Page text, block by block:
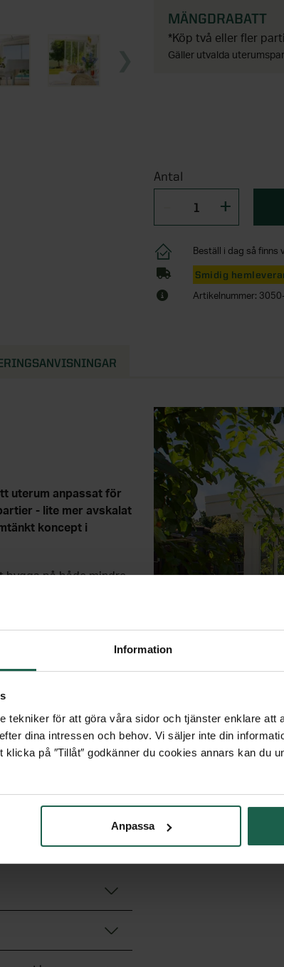
Information
tekniker för att göra våra sidor och tjänster enklare att
dina intressen och behov. Vi säljer inte din
på ″Tillåt″ godkänner du cookies annars kan du
Anpassa
MÄNGDRABATT
*Köp två eller fler
Gäller utvalda
Antal
Beställ i dag så finns
Smidig
Artikelnummer:
uterum anpassat för
- lite mer avskalat
koncept i
bygga på både mindre
Sommar Basic finns
vit. Helt
denna modell utan
och fasta partier från
rekommenderar vi
fler kulörer.